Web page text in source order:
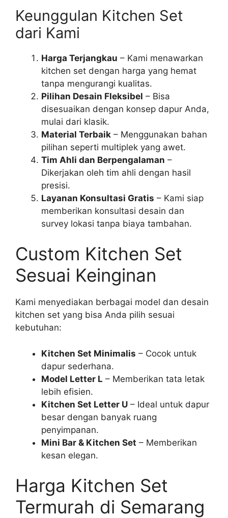
Keunggulan Kitchen Set
dari Kami
Harga Terjangkau – Kami menawarkan
kitchen set dengan harga yang hemat
tanpa mengurangi kualitas.
Pilihan Desain Fleksibel – Bisa
disesuaikan dengan konsep dapur Anda,
mulai dari klasik.
Material Terbaik – Menggunakan bahan
pilihan seperti multiplek yang awet.
Tim Ahli dan Berpengalaman –
Dikerjakan oleh tim ahli dengan hasil
presisi.
Layanan Konsultasi Gratis – Kami siap
memberikan konsultasi desain dan
survey lokasi tanpa biaya tambahan.
Custom Kitchen Set
Sesuai Keinginan
Kami menyediakan berbagai model dan desain
kitchen set yang bisa Anda pilih sesuai
kebutuhan:
Kitchen Set Minimalis – Cocok untuk
dapur sederhana.
Model Letter L – Memberikan tata letak
lebih efisien.
Kitchen Set Letter U – Ideal untuk dapur
besar dengan banyak ruang
penyimpanan.
Mini Bar & Kitchen Set – Memberikan
kesan elegan.
Harga Kitchen Set
Termurah di Semarang